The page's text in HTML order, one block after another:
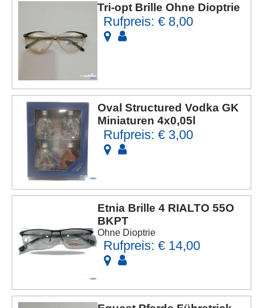
Tri-opt Brille Ohne Dioptrie
Rufpreis: € 8,00
Oval Structured Vodka GK
Miniaturen 4x0,05l
Rufpreis: € 3,00
Etnia Brille 4 RIALTO 55O
BKPT
Ohne Dioptrie
Rufpreis: € 14,00